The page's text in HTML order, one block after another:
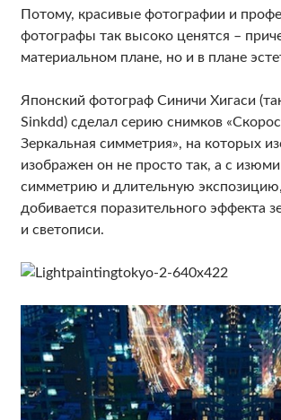
Потому, красивые фотографии и
фотографы так высоко ценятся –
материальном плане, но и в плане
Японский фотограф Синичи Хигаси
Sinkdd) сделал серию снимков
Зеркальная симметрия», на которых
изображен он не просто так, а с
симметрию и длительную
добивается поразительного эффекта
и светописи.